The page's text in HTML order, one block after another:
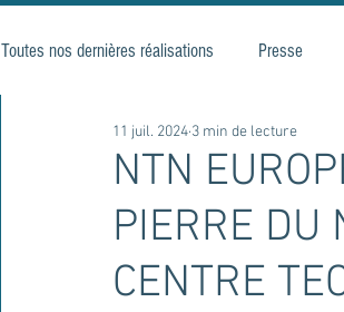
Toutes nos dernières réalisations Presse
NTN
PIERRE DU
CENTRE
11 juil. 2024 3 min de lecture